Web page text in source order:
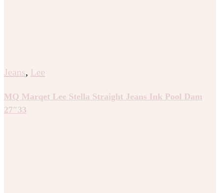
Jeans, Lee
MQ Marqet Lee Stella Straight Jeans Ink Pool Dam
27″33